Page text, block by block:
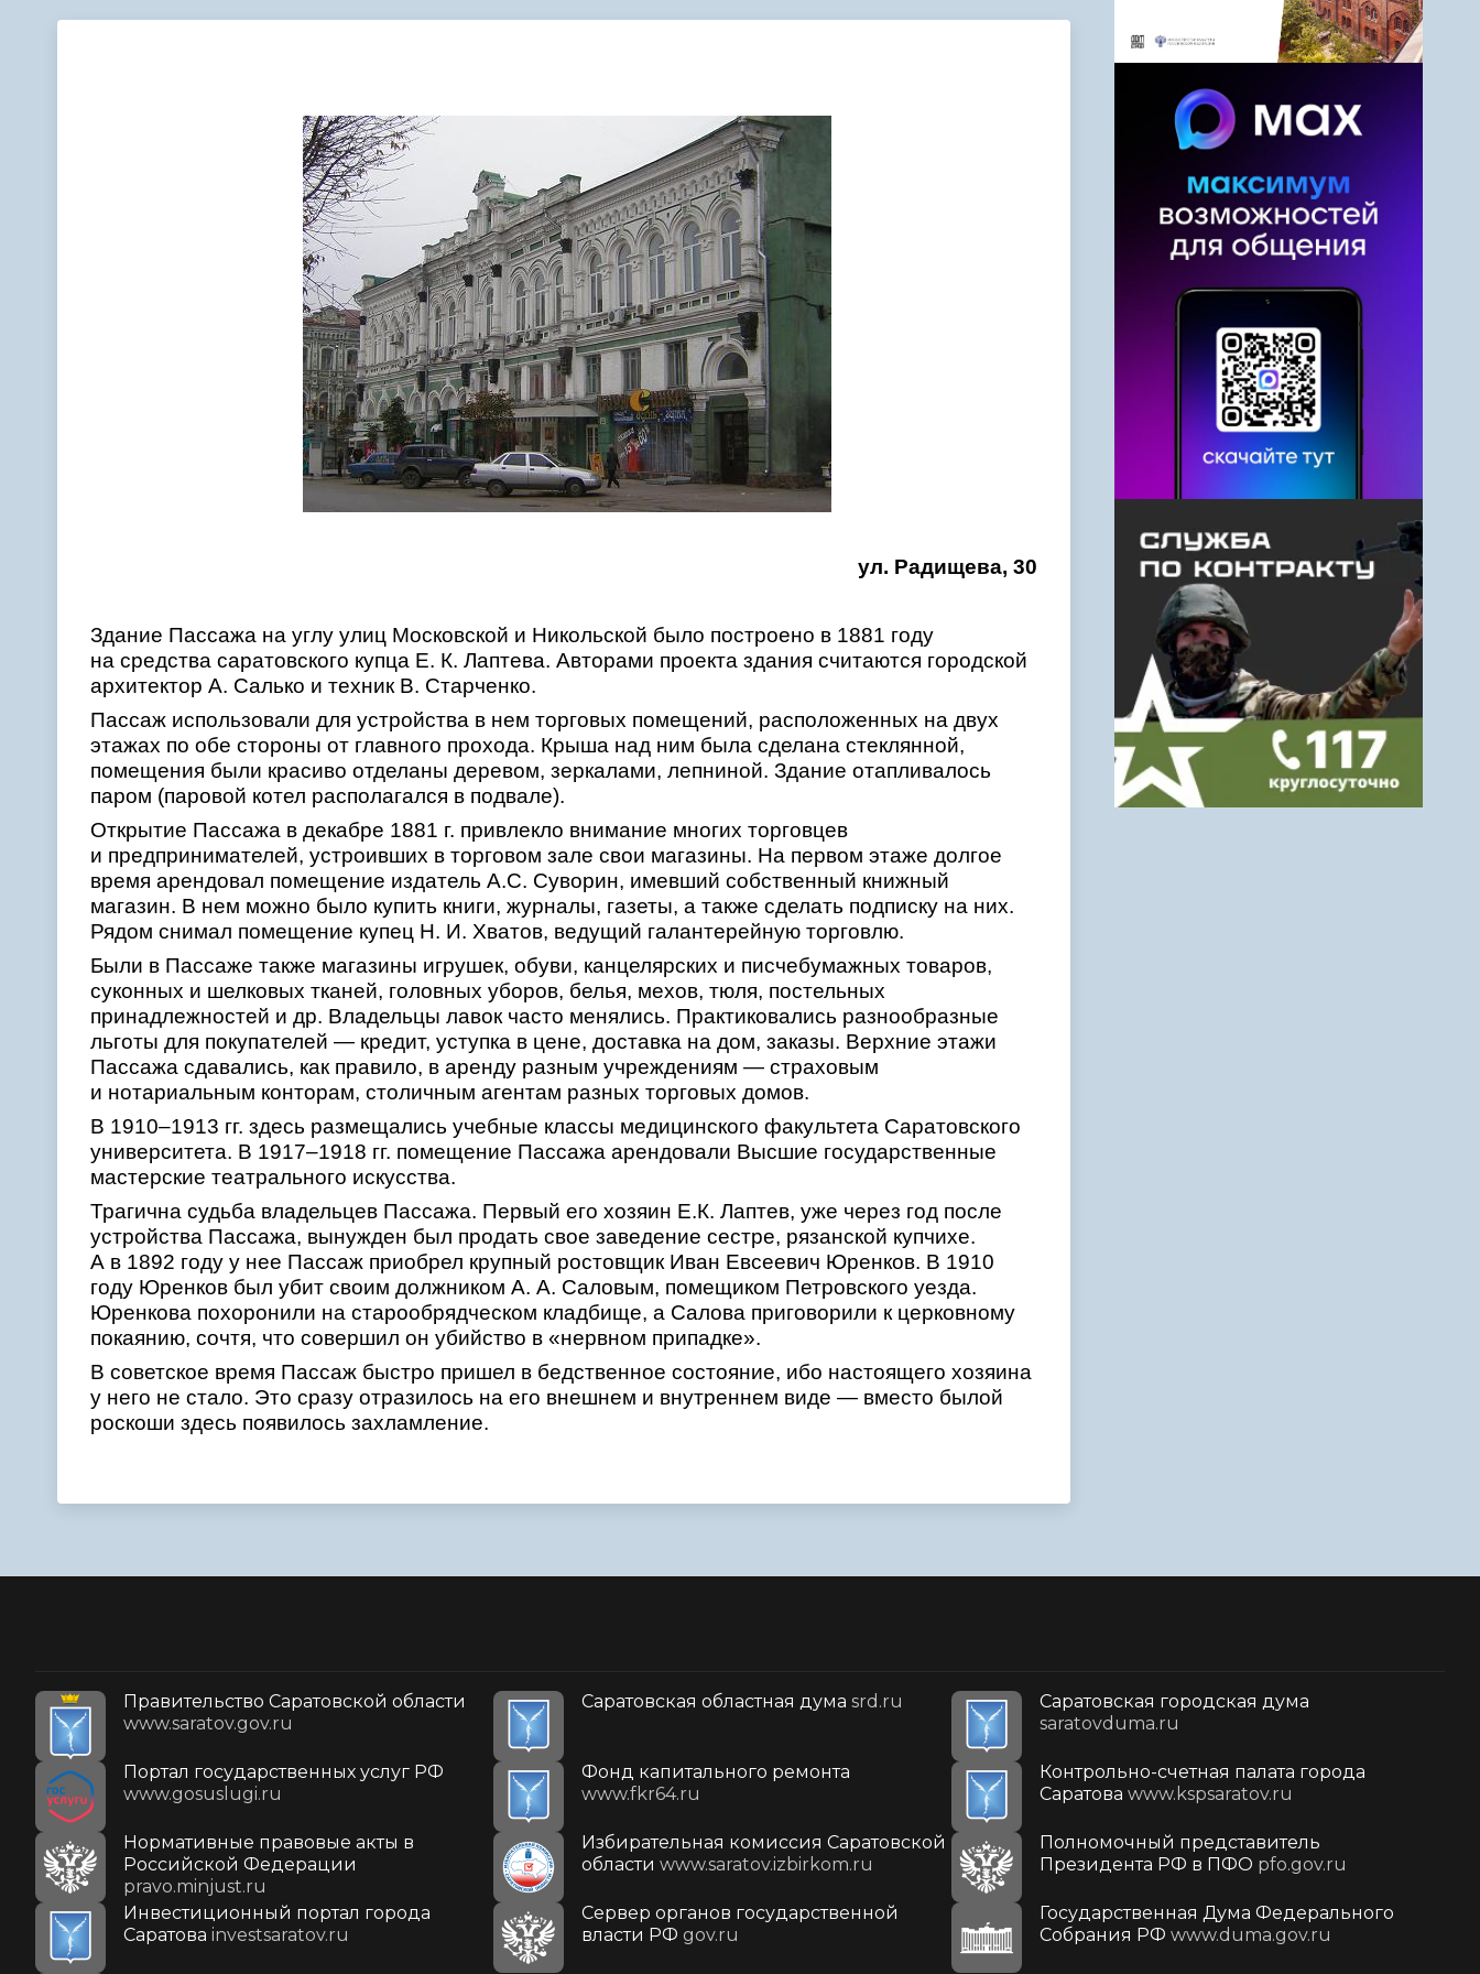
ул. Радищева, 30
Здание Пассажа на углу улиц Московской и Никольской было построено в 1881 году
на средства саратовского купца Е. К. Лаптева. Авторами проекта здания считаются городской
архитектор А. Салько и техник В. Старченко.
Пассаж использовали для устройства в нем торговых помещений, расположенных на двух
этажах по обе стороны от главного прохода. Крыша над ним была сделана стеклянной,
помещения были красиво отделаны деревом, зеркалами, лепниной. Здание отапливалось
паром (паровой котел располагался в подвале).
Открытие Пассажа в декабре 1881 г. привлекло внимание многих торговцев
и предпринимателей, устроивших в торговом зале свои магазины. На первом этаже долгое
время арендовал помещение издатель А.С. Суворин, имевший собственный книжный
магазин. В нем можно было купить книги, журналы, газеты, а также сделать подписку на них.
Рядом снимал помещение купец Н. И. Хватов, ведущий галантерейную торговлю.
Были в Пассаже также магазины игрушек, обуви, канцелярских и писчебумажных товаров,
суконных и шелковых тканей, головных уборов, белья, мехов, тюля, постельных
принадлежностей и др. Владельцы лавок часто менялись. Практиковались разнообразные
льготы для покупателей — кредит, уступка в цене, доставка на дом, заказы. Верхние этажи
Пассажа сдавались, как правило, в аренду разным учреждениям — страховым
и нотариальным конторам, столичным агентам разных торговых домов.
В 1910–1913 гг. здесь размещались учебные классы медицинского факультета Саратовского
университета. В 1917–1918 гг. помещение Пассажа арендовали Высшие государственные
мастерские театрального искусства.
Трагична судьба владельцев Пассажа. Первый его хозяин Е.К. Лаптев, уже через год после
устройства Пассажа, вынужден был продать свое заведение сестре, рязанской купчихе.
А в 1892 году у нее Пассаж приобрел крупный ростовщик Иван Евсеевич Юренков. В 1910
году Юренков был убит своим должником А. А. Саловым, помещиком Петровского уезда.
Юренкова похоронили на старообрядческом кладбище, а Салова приговорили к церковному
покаянию, сочтя, что совершил он убийство в «нервном припадке».
В советское время Пассаж быстро пришел в бедственное состояние, ибо настоящего хозяина
у него не стало. Это сразу отразилось на его внешнем и внутреннем виде — вместо былой
роскоши здесь появилось захламление.
Правительство Саратовской области
www.saratov.gov.ru
Саратовская областная дума srd.ru
Саратовская городская дума
saratovduma.ru
Портал государственных услуг РФ
www.gosuslugi.ru
Фонд капитального ремонта
www.fkr64.ru
Контрольно-счетная палата города
Саратова www.kspsaratov.ru
Нормативные правовые акты в
Российской Федерации
pravo.minjust.ru
Избирательная комиссия Саратовской
области www.saratov.izbirkom.ru
Полномочный представитель
Президента РФ в ПФО pfo.gov.ru
Инвестиционный портал города
Саратова investsaratov.ru
Сервер органов государственной
власти РФ gov.ru
Государственная Дума Федерального
Собрания РФ www.duma.gov.ru